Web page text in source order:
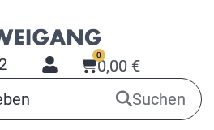
0,00 €
0
Suchen